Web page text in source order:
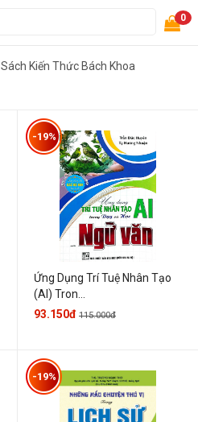
0
Sách Kiến Thức Bách Khoa
Ứng Dụng Trí Tuệ Nhân Tạo
(AI) Tron...
-19%
93.150đ 115.000đ
-19%